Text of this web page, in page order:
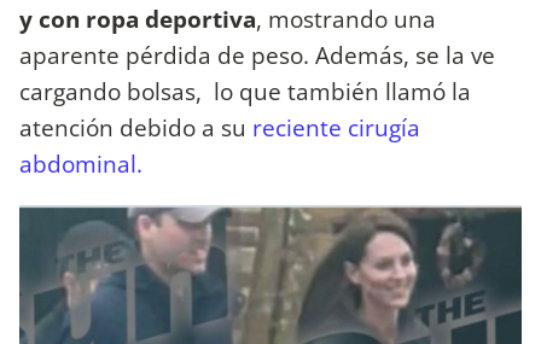
y con ropa deportiva, mostrando una
aparente pérdida de peso. Además, se la ve
cargando bolsas, lo que también llamó la
atención debido a su reciente cirugía
abdominal.